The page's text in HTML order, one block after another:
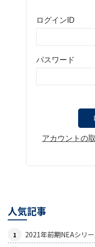
ログインID
パスワード
アカウントの
人気記事
2021年前期NEAシリ